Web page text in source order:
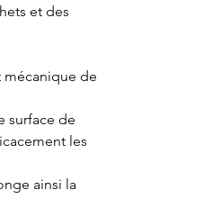
et des
de
surface de
les
ainsi la